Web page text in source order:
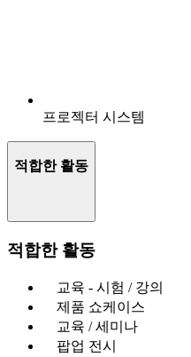
프로젝터 시스템
적합한 활동
적합한 활동
교육 - 시험 / 강의
제품 쇼케이스
교육 / 세미나
팝업 전시